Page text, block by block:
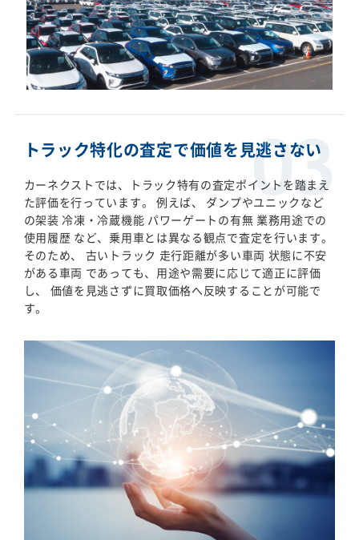
トラック特化の査定で価値を見逃さない
カーネクストでは、トラック特有の査定ポイントを踏まえ
た評価を行っています。 例えば、 ダンプやユニックなど
の架装 冷凍・冷蔵機能 パワーゲートの有無 業務用途での
使用履歴 など、乗用車とは異なる観点で査定を行います。
そのため、 古いトラック 走行距離が多い車両 状態に不安
がある車両 であっても、用途や需要に応じて適正に評価
し、 価値を見逃さずに買取価格へ反映することが可能で
す。